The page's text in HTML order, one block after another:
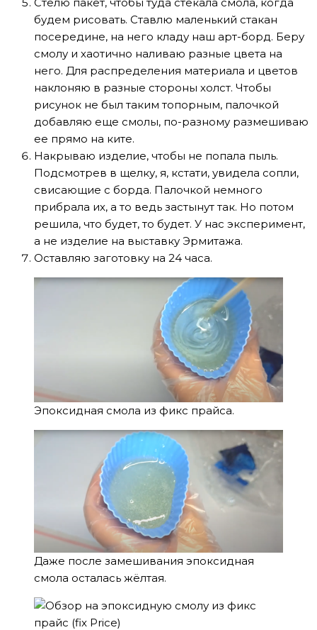
будем рисовать. Ставлю маленький стакан
посередине, на него кладу наш арт-борд. Беру
смолу и хаотично наливаю разные цвета на
него. Для распределения материала и цветов
наклоняю в разные стороны холст. Чтобы
рисунок не был таким топорным, палочкой
добавляю еще смолы, по-разному размешиваю
ее прямо на ките.
Накрываю изделие, чтобы не попала пыль.
Подсмотрев в щелку, я, кстати, увидела сопли,
свисающие с борда. Палочкой немного
прибрала их, а то ведь застынут так. Но потом
решила, что будет, то будет. У нас эксперимент,
а не изделие на выставку Эрмитажа.
Оставляю заготовку на 24 часа.
Эпоксидная смола из фикс прайса.
Даже после замешивания эпоксидная
смола осталась жёлтая.